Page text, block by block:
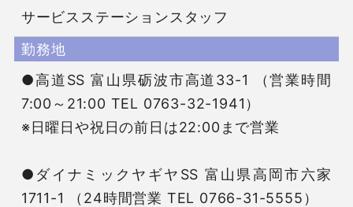
サービスステーションスタッフ
勤務地
●高道SS 富山県砺波市高道33-1 （営業時間
7:00～21:00 TEL 0763-32-1941）
※日曜日や祝日の前日は22:00まで営業
●ダイナミックヤギヤSS 富山県高岡市六家
1711-1 （24時間営業 TEL 0766-31-5555）